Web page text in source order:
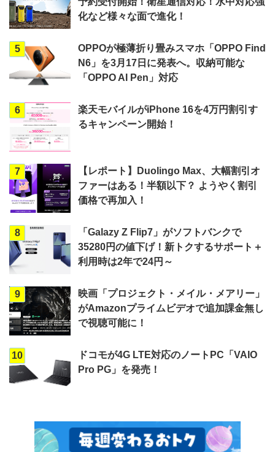
化など様々な面で進化！
5
OPPOが極薄折り畳みスマホ「OPPO Find
N6」を3月17日に発表へ。収納可能な
「OPPO AI Pen」対応
6
楽天モバイルがiPhone 16を4万円割引す
るキャンペーン開始！
7
【レポート】Duolingo Max、大幅割引オ
ファーはある！半額以下？ ようやく割引
価格で再加入！
8
「Galazy Z Flip7」がソフトバンクで
35280円の値下げ！新トクするサポート＋
利用時は2年で24円～
9
映画「プロジェクト・メイル・メアリー」
がAmazonプライムビデオで追加課金無し
で視聴可能に！
10
ドコモが4G LTE対応のノートPC「VAIO
Pro PG」を発売！